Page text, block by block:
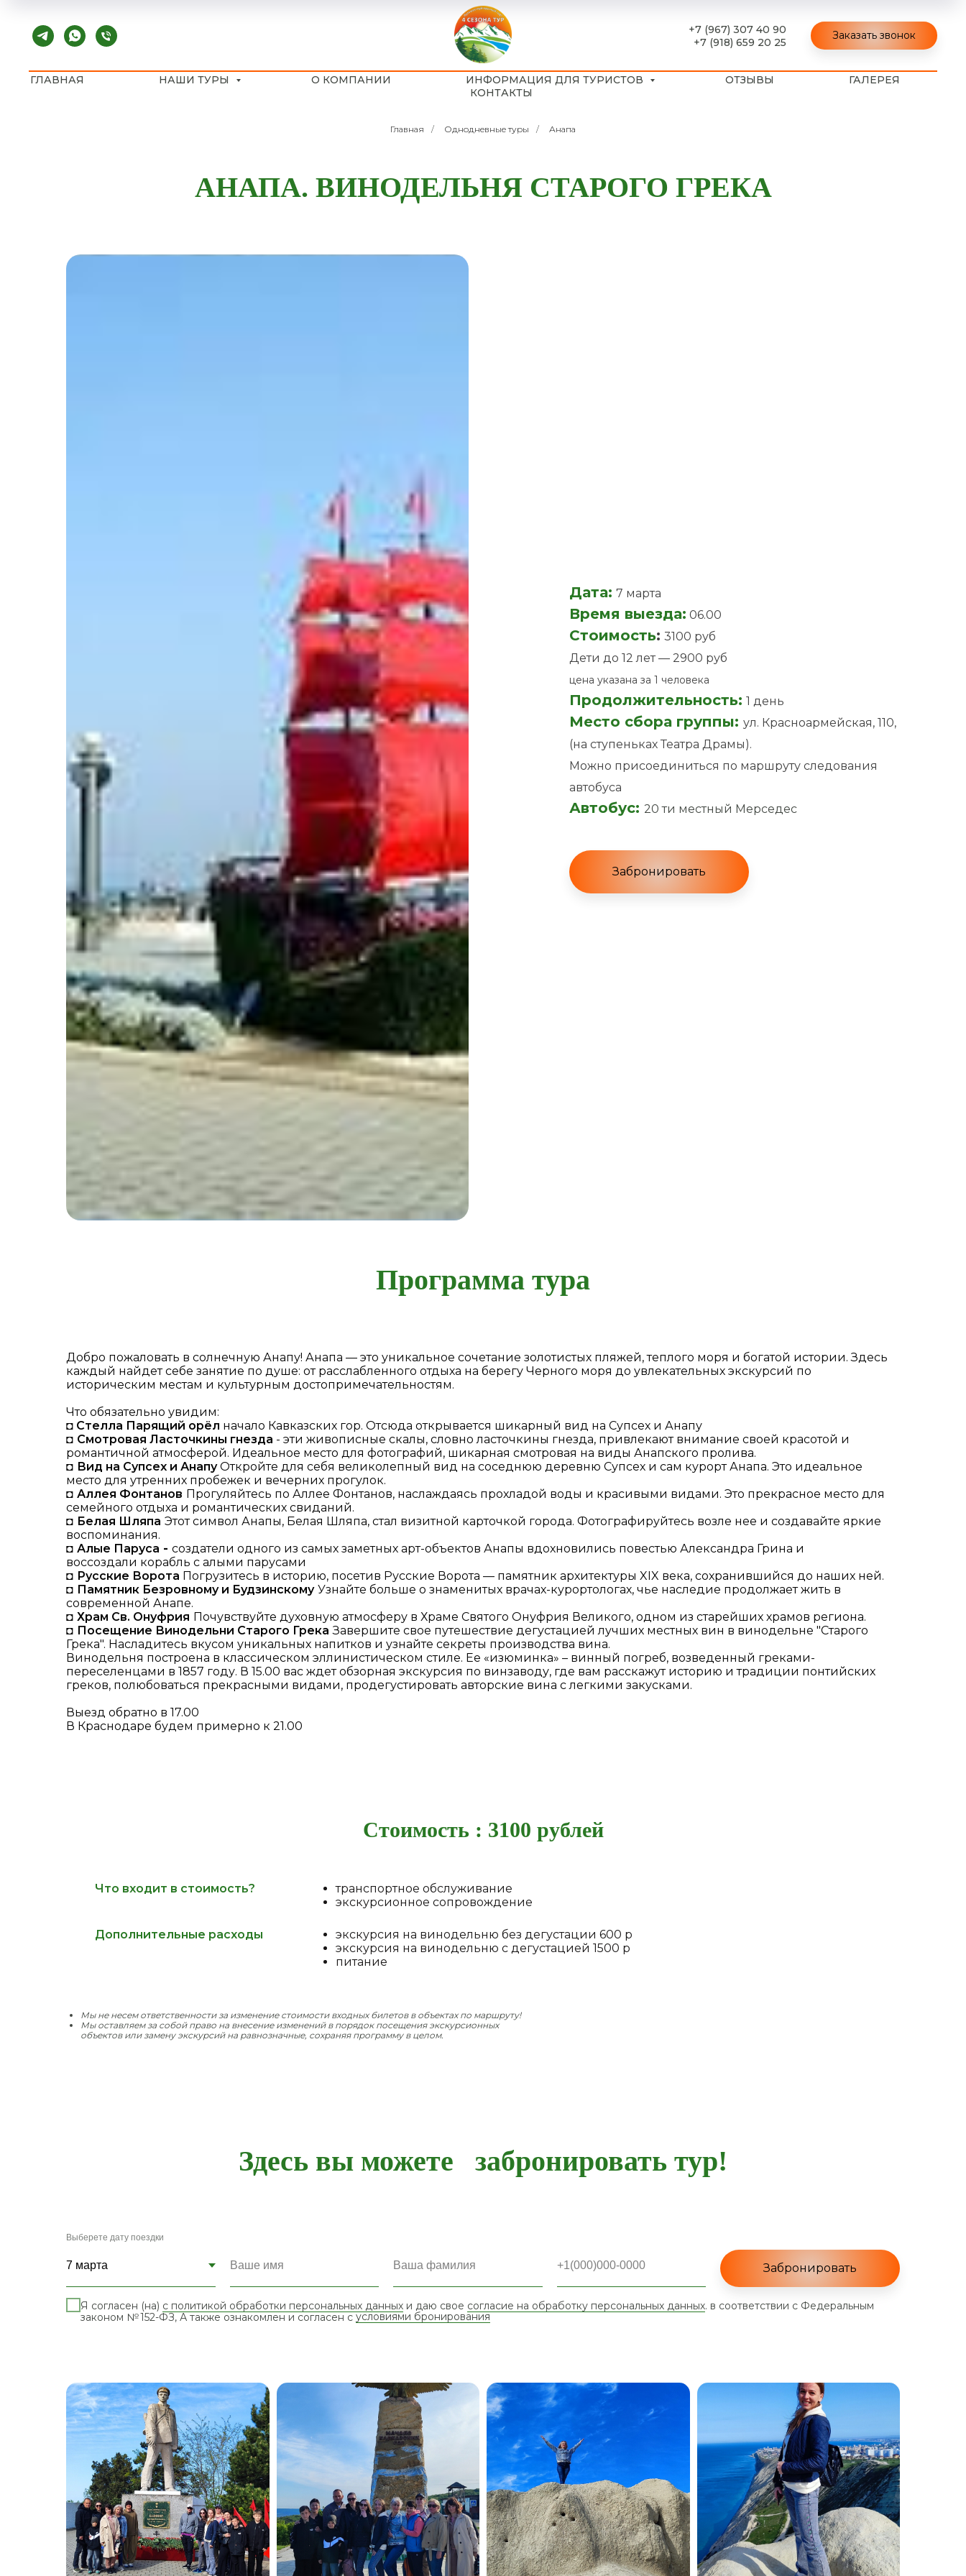
+7 (967) 307 40 90
+7 (918) 659 20 25
Заказать звонок
ГЛАВНАЯ НАШИ ТУРЫ О КОМПАНИИ ИНФОРМАЦИЯ ДЛЯ ТУРИСТОВ ОТЗЫВЫ
ГАЛЕРЕЯ
КОНТАКТЫ
Главная / Однодневные туры / Анапа
АНАПА. ВИНОДЕЛЬНЯ СТАРОГО ГРЕКА
Дата: 7 марта
Время выезда: 06.00
Стоимость: 3100 руб
Дети до 12 лет — 2900 руб
цена указана за 1 человека
Продолжительность: 1 день
Место сбора группы: ул. Красноармейская, 110,
(на ступеньках Театра Драмы).
Можно присоединиться по маршруту следования
автобуса
Автобус: 20 ти местный Мерседес
Забронировать
Программа тура
Добро пожаловать в солнечную Анапу! Анапа — это уникальное сочетание золотистых пляжей, теплого моря и богатой истории. Здесь
каждый найдет себе занятие по душе: от расслабленного отдыха на берегу Черного моря до увлекательных экскурсий по
историческим местам и культурным достопримечательностям.
Что обязательно увидим:
◘ Стелла Парящий орёл начало Кавказских гор. Отсюда открывается шикарный вид на Супсех и Анапу
◘ Смотровая Ласточкины гнезда - эти живописные скалы, словно ласточкины гнезда, привлекают внимание своей красотой и
романтичной атмосферой. Идеальное место для фотографий, шикарная смотровая на виды Анапского пролива.
◘ Вид на Супсех и АнапуОткройте для себя великолепный вид на соседнюю деревню Супсех и сам курорт Анапа. Это идеальное
место для утренних пробежек и вечерних прогулок.
◘ Аллея Фонтанов Прогуляйтесь по Аллее Фонтанов, наслаждаясь прохладой воды и красивыми видами. Это прекрасное место для
семейного отдыха и романтических свиданий.
◘ Белая Шляпа Этот символ Анапы, Белая Шляпа, стал визитной карточкой города. Фотографируйтесь возле нее и создавайте яркие
воспоминания.
◘ Алые Паруса - создатели одного из самых заметных арт-объектов Анапы вдохновились повестью Александра Грина и
воссоздали корабль с алыми парусами
◘ Русские Ворота Погрузитесь в историю, посетив Русские Ворота — памятник архитектуры XIX века, сохранившийся до наших ней.
◘ Памятник Безровному и Будзинскому Узнайте больше о знаменитых врачах-курортологах, чье наследие продолжает жить в
современной Анапе.
◘ Храм Св. Онуфрия Почувствуйте духовную атмосферу в Храме Святого Онуфрия Великого, одном из старейших храмов региона.
◘ Посещение Винодельни Старого Грека Завершите свое путешествие дегустацией лучших местных вин в винодельне "Старого
Грека". Насладитесь вкусом уникальных напитков и узнайте секреты производства вина.
Винодельня построена в классическом эллинистическом стиле. Ее «изюминка» – винный погреб, возведенный греками-
переселенцами в 1857 году. В 15.00 вас ждет обзорная экскурсия по винзаводу, где вам расскажут историю и традиции понтийских
греков, полюбоваться прекрасными видами, продегустировать авторские вина с легкими закусками.
Выезд обратно в 17.00
В Краснодаре будем примерно к 21.00
Стоимость : 3100 рублей
Что входит в стоимость?
транспортное обслуживание
экскурсионное сопровождение
Дополнительные расходы
экскурсия на винодельню без дегустации 600 р
экскурсия на винодельню с дегустацией 1500 р
питание
Мы не несем ответственности за изменение стоимости входных билетов в объектах по маршруту!
Мы оставляем за собой право на внесение изменений в порядок посещения экскурсионных
объектов или замену экскурсий на равнозначные, сохраняя программу в целом.
Здесь вы можете забронировать тур!
Выберете дату поездки
Я согласен (на) с политикой обработки персональных данных и даю свое согласие на обработку персональных данных. в соответствии с Федеральным
законом № 152-ФЗ, А также ознакомлен и согласен с условиями бронирования
Забронировать